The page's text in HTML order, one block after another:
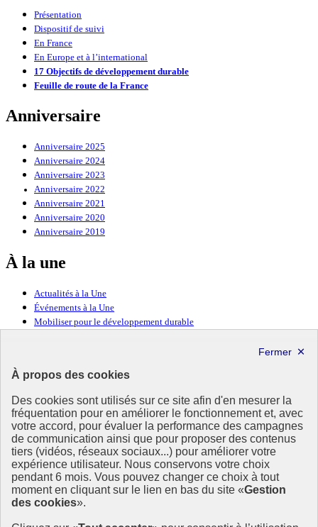
À propos des cookies
Des cookies sont utilisés sur ce site afin d'en mesurer la
fréquentation pour en améliorer le fonctionnement et, avec
votre accord, pour évaluer la performance des campagnes
de communication ainsi que pour proposer des contenus
tiers (vidéos, réseaux sociaux...) pour améliorer votre
expérience utilisateur. Nous conservons votre choix
pendant 6 mois. Vous pouvez changer ce choix à tout
moment en cliquant sur le lien en bas du site «Gestion
des cookies».
Présentation
Dispositif de suivi
En France
En Europe et à l’international
17 Objectifs de développement durable
Feuille de route de la France
Anniversaire
Anniversaire 2025
Anniversaire 2024
Anniversaire 2023
Anniversaire 2022
Anniversaire 2021
Anniversaire 2020
Anniversaire 2019
À la une
Actualités à la Une
Événements à la Une
Mobiliser pour le développement durable
Ressources
Ressources
La Méth’ODD
Gouvernement
Ce site propose l’information de référence concernant l’Agenda
2030 et la feuille de route de la France. Il valorise la mobilisation de
tous les acteurs.
info.gouv.fr- ouvre une nouvelle fenêtre